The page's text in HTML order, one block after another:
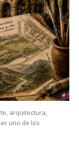
arquitectura,
uno de los